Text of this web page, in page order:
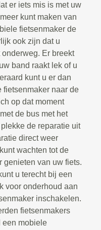
er iets mis is met uw
kunt maken van
fietsenmaker de
ook zijn dat u
Er breekt
band raakt lek of u
kunt u er dan
fietsenmaker naar de
op dat moment
de bus met het
de reparatie uit
direct weer
wachten tot de
genieten van uw fiets.
u terecht bij een
voor onderhoud aan
inschakelen.
fietsenmakers
een mobiele